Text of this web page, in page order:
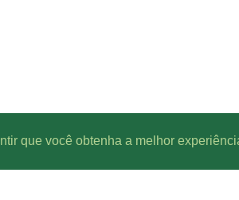
que você obtenha a melhor